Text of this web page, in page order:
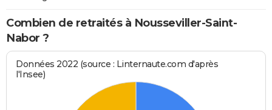
Combien de retraités à Nousseviller-Saint-
Nabor ?
Données 2022 (source : Linternaute.com d'après
l'Insee)